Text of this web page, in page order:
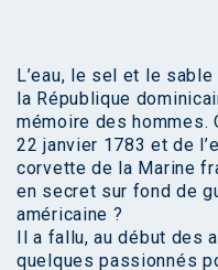
L’eau, le sel et le
la République
mémoire des hommes.
22 janvier 1783 et de
corvette de la Marine
en secret sur fond de
américaine ?
Il a fallu, au début des
quelques passionnés